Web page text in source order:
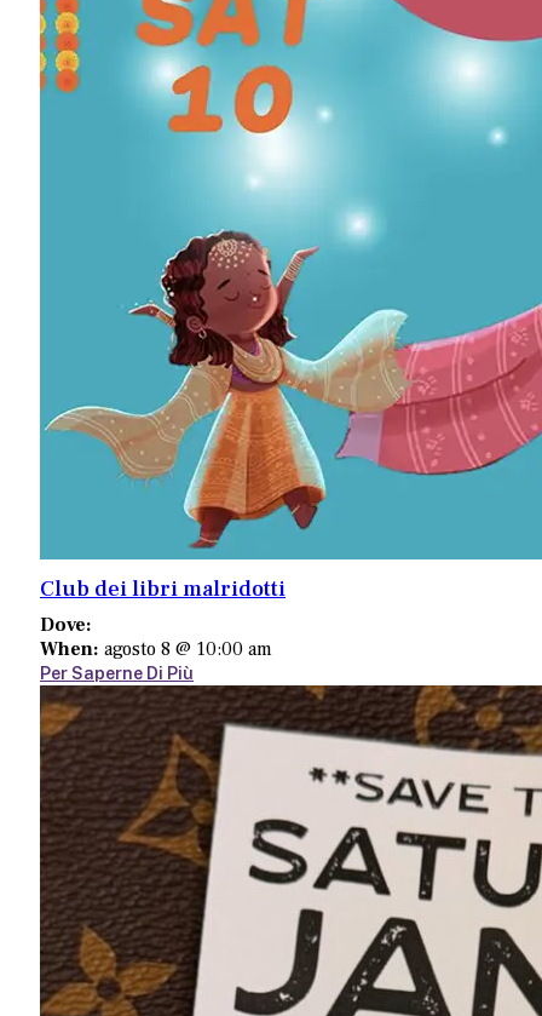
Club dei libri malridotti
Dove:
When: agosto 8 @ 10:00 am
Per Saperne Di Più